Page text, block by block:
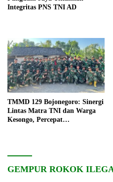
Integritas PNS TNI AD
TMMD 129 Bojonegoro: Sinergi
Lintas Matra TNI dan Warga
Kesongo, Percepat
GEMPUR ROKOK